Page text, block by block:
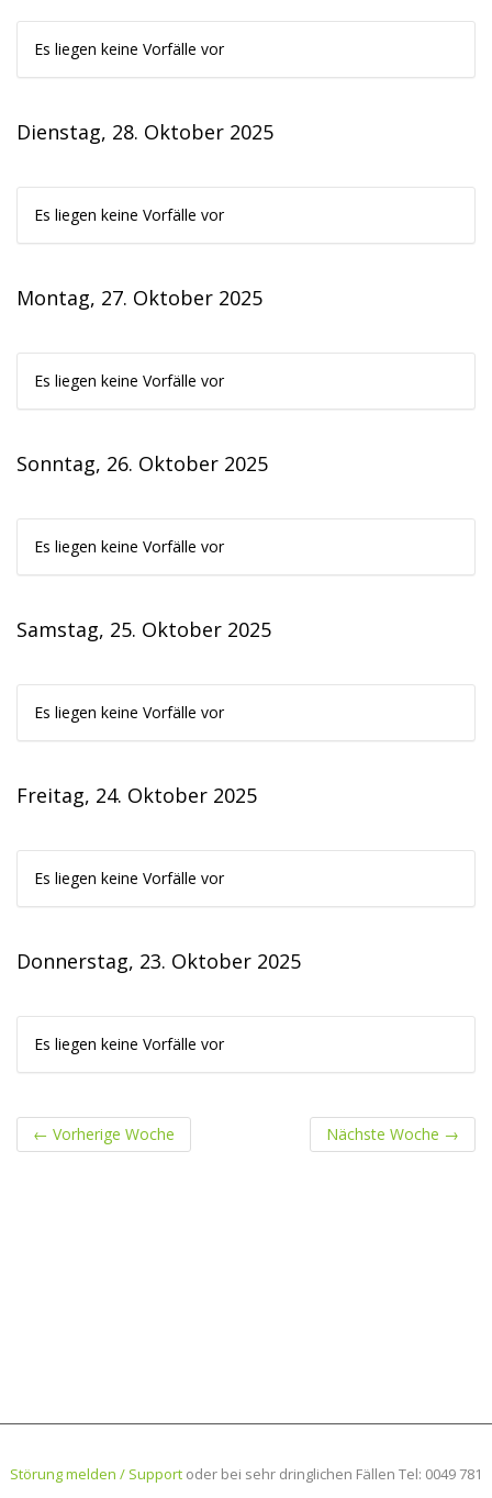
Es liegen keine Vorfälle vor
Dienstag, 28. Oktober 2025
Es liegen keine Vorfälle vor
Montag, 27. Oktober 2025
Es liegen keine Vorfälle vor
Sonntag, 26. Oktober 2025
Es liegen keine Vorfälle vor
Samstag, 25. Oktober 2025
Es liegen keine Vorfälle vor
Freitag, 24. Oktober 2025
Es liegen keine Vorfälle vor
Donnerstag, 23. Oktober 2025
Es liegen keine Vorfälle vor
← Vorherige Woche Nächste Woche →
Störung melden / Support oder bei sehr dringlichen Fällen Tel: 0049 781